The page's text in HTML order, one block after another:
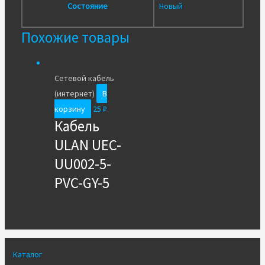
Каталог
Состояние
Новый
Похожие товары
Сетевой кабель
(интернет)
В
корзину
25₽
Кабель
ULAN UEC-
UU002-5-
PVC-GY-5